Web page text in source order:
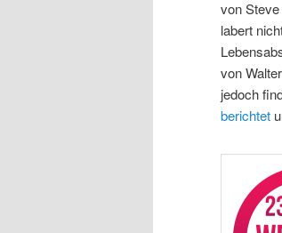
von
labert
von
jedoch
berichtet